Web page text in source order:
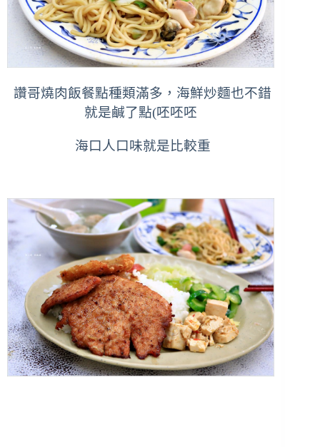
讚哥燒肉飯餐點種類滿多，海鮮炒麵也不錯
就是鹹了點(呸呸呸
海口人口味就是比較重